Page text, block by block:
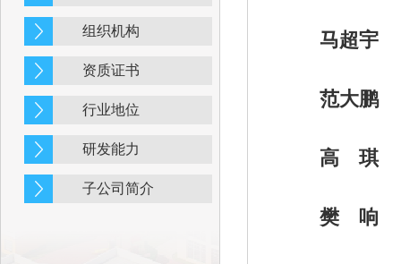
组织机构
资质证书
行业地位
研发能力
子公司简介
马超宇
范大鹏
高 琪
樊 响